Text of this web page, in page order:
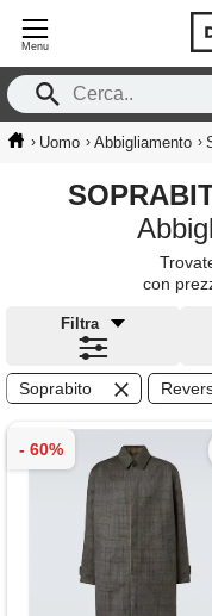
Menu
› Uomo › Abbigliamento ›
con
Filtra
Soprabito